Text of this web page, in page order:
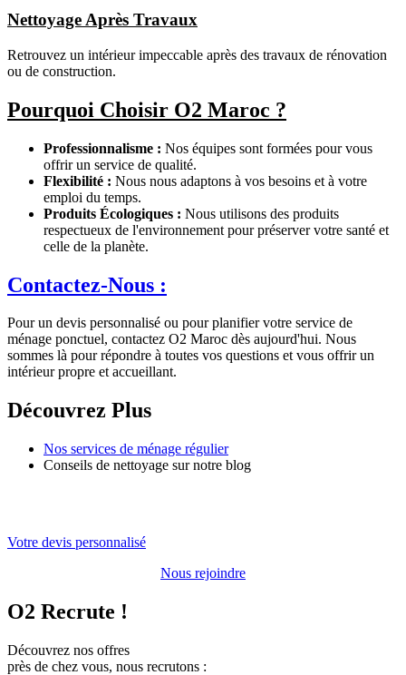
Nettoyage Après Travaux
Retrouvez un intérieur impeccable après des travaux de rénovation
ou de construction.
Pourquoi Choisir O2 Maroc ?
Professionnalisme : Nos équipes sont formées pour vous
offrir un service de qualité.
Flexibilité : Nous nous adaptons à vos besoins et à votre
emploi du temps.
Produits Écologiques : Nous utilisons des produits
respectueux de l'environnement pour préserver votre santé et
celle de la planète.
Contactez-Nous :
Pour un devis personnalisé ou pour planifier votre service de
ménage ponctuel, contactez O2 Maroc dès aujourd'hui. Nous
sommes là pour répondre à toutes vos questions et vous offrir un
intérieur propre et accueillant.
Découvrez Plus
Nos services de ménage régulier
Conseils de nettoyage sur notre blog
Votre devis personnalisé
Nous rejoindre
O2 Recrute !
Découvrez nos offres
près de chez vous, nous recrutons :